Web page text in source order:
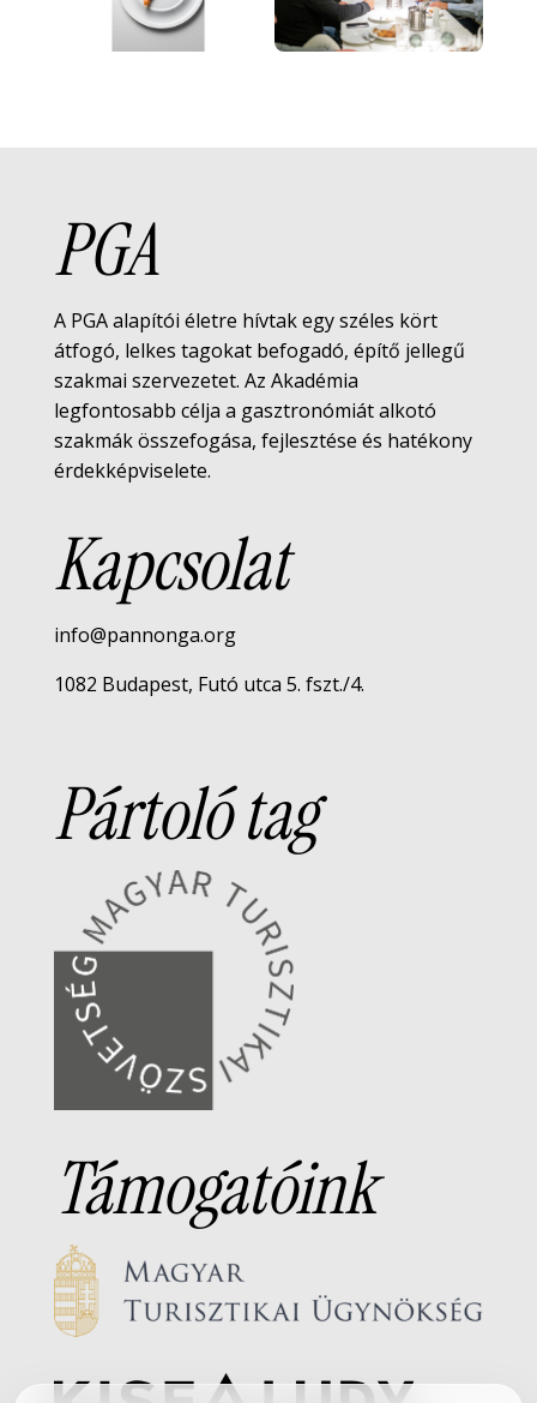
PGA
A PGA alapítói életre hívtak egy széles kört
átfogó, lelkes tagokat befogadó, építő jellegű
szakmai szervezetet. Az Akadémia
legfontosabb célja a gasztronómiát alkotó
szakmák összefogása, fejlesztése és hatékony
érdekképviselete.
Kapcsolat
info@pannonga.org
1082 Budapest, Futó utca 5. fszt./4.
Pártoló tag
Támogatóink